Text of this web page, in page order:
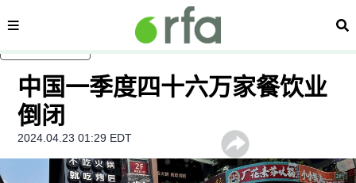
内容分类 搜
中国一季度四十六万家餐饮业
倒闭
2024.04.23 01:29 EDT